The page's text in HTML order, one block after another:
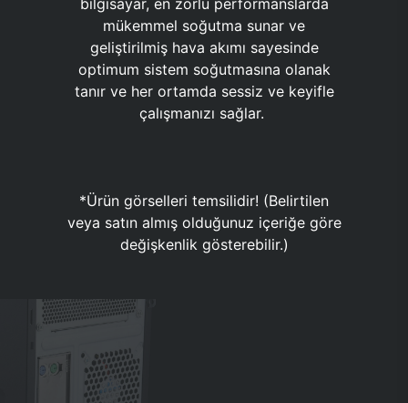
bilgisayar, en zorlu performanslarda
mükemmel soğutma sunar ve
geliştirilmiş hava akımı sayesinde
optimum sistem soğutmasına olanak
tanır ve her ortamda sessiz ve keyifle
çalışmanızı sağlar.
*Ürün görselleri temsilidir! (Belirtilen
veya satın almış olduğunuz içeriğe göre
değişkenlik gösterebilir.)